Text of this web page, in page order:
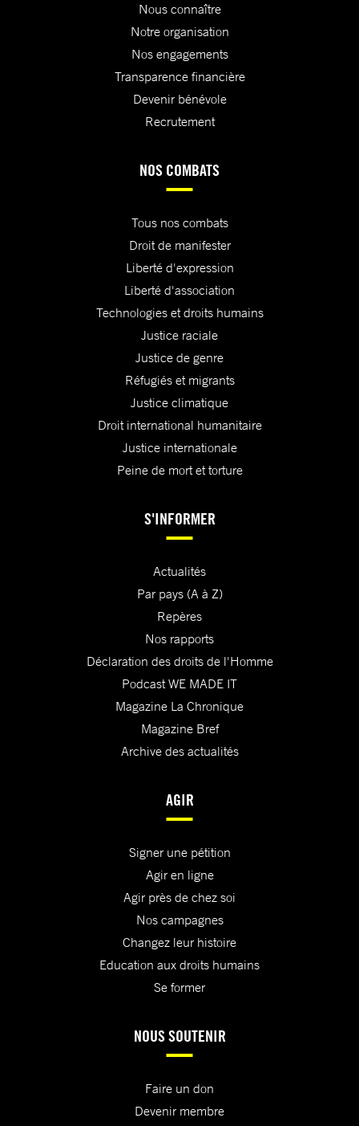
Nous connaître
Notre organisation
Nos engagements
Transparence financière
Devenir bénévole
Recrutement
NOS COMBATS
Tous nos combats
Droit de manifester
Liberté d'expression
Liberté d'association
Technologies et droits humains
Justice raciale
Justice de genre
Réfugiés et migrants
Justice climatique
Droit international humanitaire
Justice internationale
Peine de mort et torture
S'INFORMER
Actualités
Par pays (A à Z)
Repères
Nos rapports
Déclaration des droits de l'Homme
Podcast WE MADE IT
Magazine La Chronique
Magazine Bref
Archive des actualités
AGIR
Signer une pétition
Agir en ligne
Agir près de chez soi
Nos campagnes
Changez leur histoire
Education aux droits humains
Se former
NOUS SOUTENIR
Faire un don
Devenir membre